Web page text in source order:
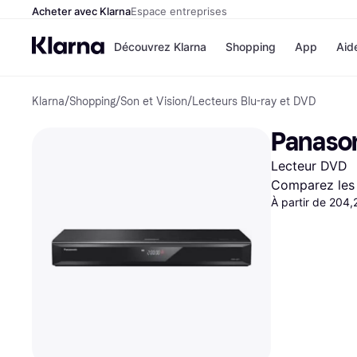
Acheter avec KlarnaEspace entreprises
Découvrez Klarna
Options de
paiement
Payer maintenant
Paiement en 3 fois
Paiement à 30 jours
Klarna sur Apple Pay
Shopping
Magasins
Airbnb
Temu
JD Sports
App
Klarna/Shopping/Son et Vision/Lecteurs Blu-ray et DVD
Lecteur DVD
Comparez
À partir de